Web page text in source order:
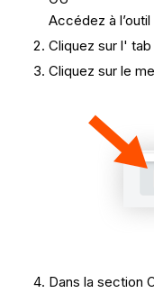
Accédez à l’outil
Cliquez sur l' tab
Cliquez sur le
Dans la section